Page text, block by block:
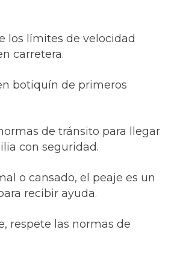
los límites de velocidad
carretera.
botiquín de primeros
de tránsito para llegar
con seguridad.
o cansado, el peaje es un
recibir ayuda.
respete las normas de